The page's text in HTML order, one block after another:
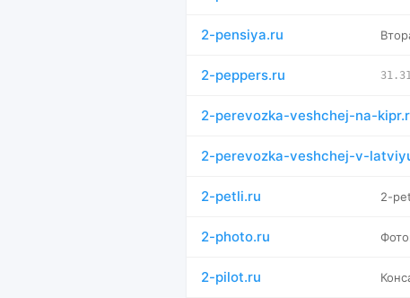
2-pensiya.ru
2-peppers.ru
2-perevozka-veshchej-na-
2-perevozka-veshchej-v-
2-petli.ru 2-
2-photo.ru
2-pilot.ru